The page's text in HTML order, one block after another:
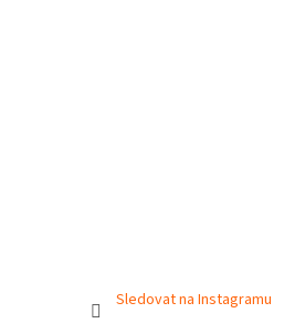
Sledovat na Instagramu